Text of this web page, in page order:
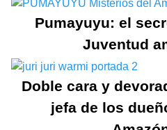
Pumayuyu: el
Juventud
Doble cara y
jefa de los